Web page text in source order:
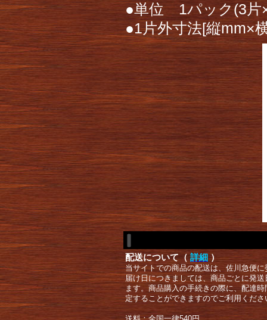
●単位 1パック(3片
●1片外寸法[縦mm×
配送について（ 詳細 ）
当サイトでの商品の配送は、佐川急便
届け日につきましては、商品ごとに発
ます。商品購入の手続きの際に、配達
定することができますのでご利用くださ